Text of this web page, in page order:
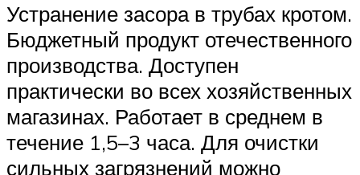
Устранение засора в трубах кротом.
Бюджетный продукт отечественного
производства. Доступен
практически во всех хозяйственных
магазинах. Работает в среднем в
течение 1,5–3 часа. Для очистки
сильных загрязнений можно